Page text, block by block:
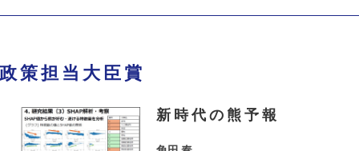
策担当大臣賞
新時代の熊予報